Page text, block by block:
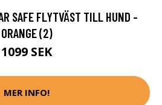
SAFE FLYTVÄST TILL HUND -
ORANGE (2)
1099 SEK
MER INFO!